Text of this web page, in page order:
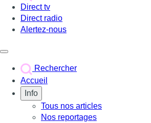
Direct tv
Direct radio
Alertez-nous
Rechercher
Accueil
Info
Tous nos articles
Nos reportages